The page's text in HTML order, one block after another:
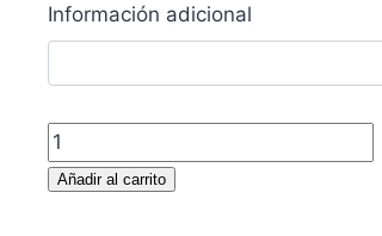
Información adicional
Añadir al carrito